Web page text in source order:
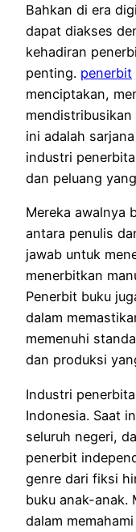
Bahkan di era
dapat diakses
kehadiran
penting. penerbit
menciptakan,
mendistribusikan
ini adalah
industri
dan peluang
Mereka awalnya
antara penulis
jawab untuk
menerbitkan
Penerbit buku
dalam
memenuhi
dan produksi
Industri
Indonesia. Saat
seluruh negeri,
penerbit
genre dari fiksi
buku anak-anak.
dalam